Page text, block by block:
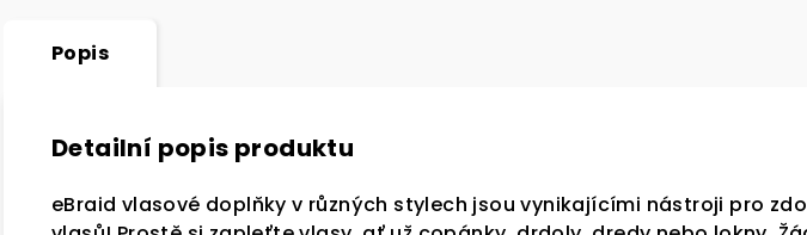
Popis
Detailní popis produktu
eBraid vlasové doplňky v různých stylech jsou vynikajícími nástroji pro